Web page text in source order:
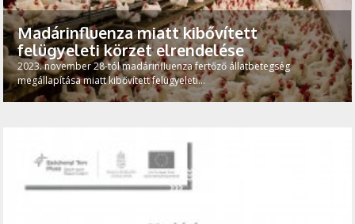
Madárinfluenza miatt kibővített
felügyeleti körzet elrendelése
2023. november 28-tól madárinfluenza fertőző állatbetegség
megállapítása miatt kibővített felügyeleti...